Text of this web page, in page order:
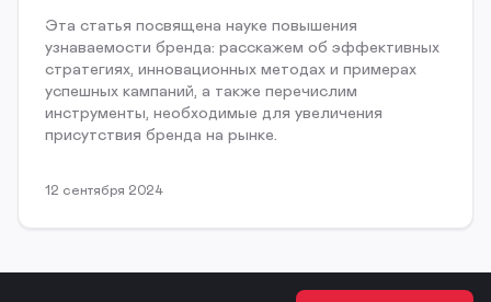
Эта статья посвящена науке повышения
узнаваемости бренда: расскажем об эффективных
стратегиях, инновационных методах и примерах
успешных кампаний, а также перечислим
инструменты, необходимые для увеличения
присутствия бренда на рынке.
12 сентября 2024